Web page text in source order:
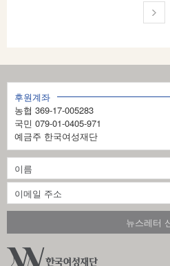
1
2
후원계좌
농협 369-17-005283
국민 079-01-0405-971
예금주 한국여성재단